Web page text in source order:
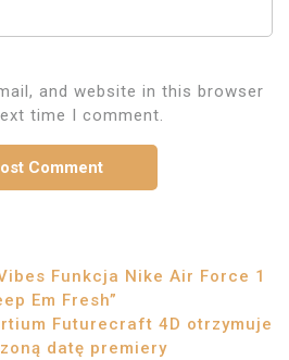
and website in this browser
time I comment.
Funkcja Nike Air Force 1
Em Fresh”
Futurecraft 4D otrzymuje
datę premiery